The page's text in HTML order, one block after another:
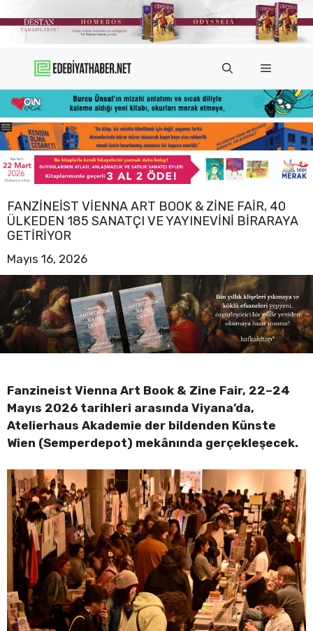
atla
Menü
FANZINEIST VIENNA ART BOOK & ZINE FAIR, 40
ÜLKEDEN 185 SANATÇI VE YAYINEVINI BIRARAYA
GETIRIYOR
Mayıs 16, 2026
Fanzineist Vienna Art Book & Zine Fair, 22–24
Mayıs 2026 tarihleri arasında Viyana’da,
Atelierhaus Akademie der bildenden Künste
Wien (Semperdepot) mekânında gerçekleşecek.